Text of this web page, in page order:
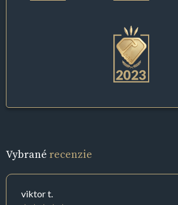
Vybrané recenzie
viktor t.